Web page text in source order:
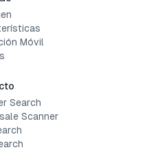
Móvil
Search
Scanner